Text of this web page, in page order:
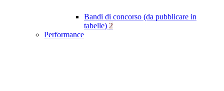
Bandi di concorso (da pubblicare in
tabelle) 2
Performance